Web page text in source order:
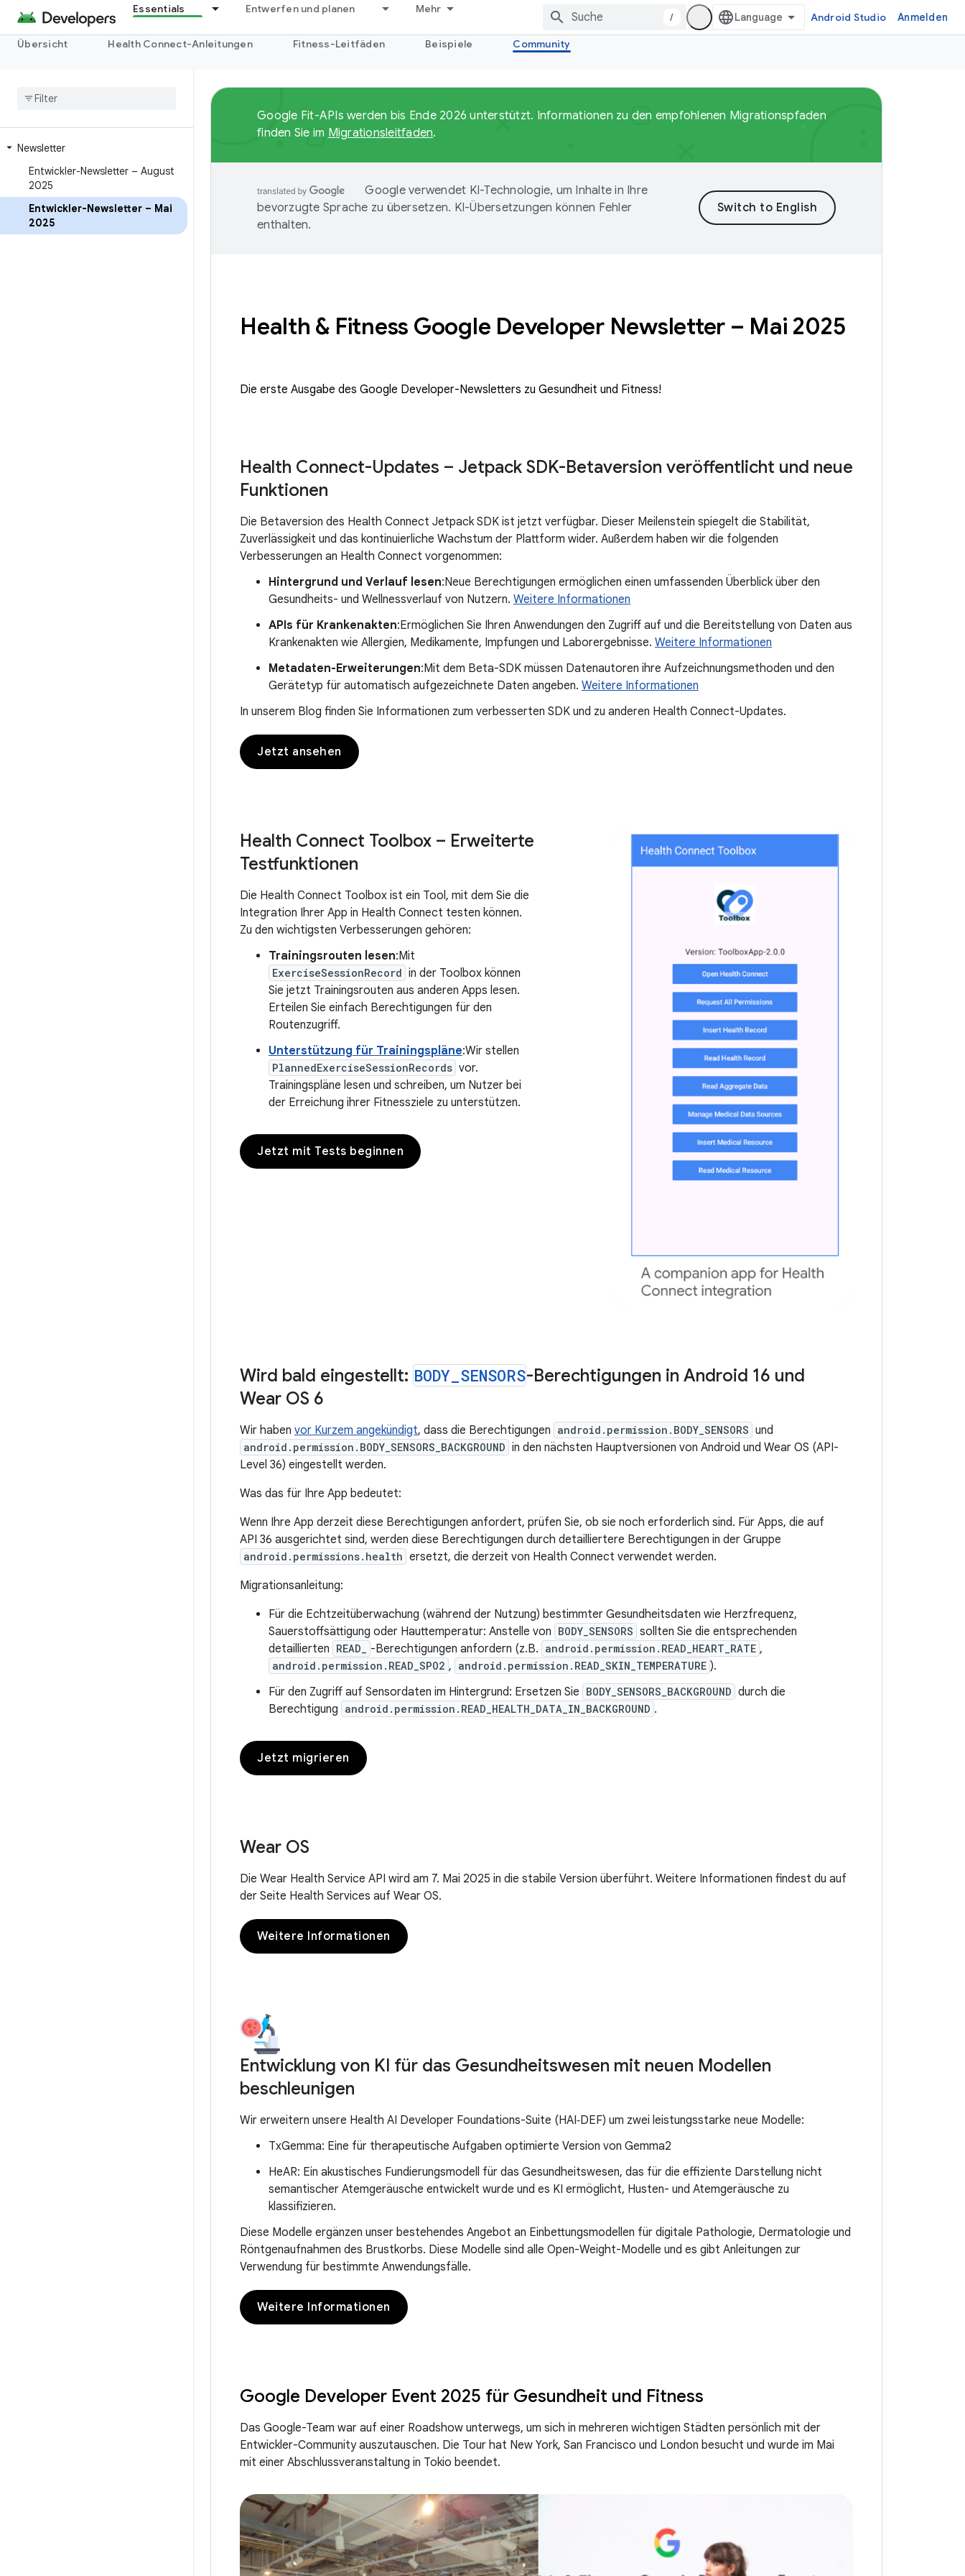
Essentials Entwerfen und planen Mehr
/ Android Studio Anmelden
Übersicht Health Connect-Anleitungen Fitness-Leitfäden Beispiele Community
Newsletter
Entwickler-Newsletter – August
2025
Entwickler-Newsletter – Mai
2025
Google Fit-APIs werden bis Ende 2026 unterstützt. Informationen zu den empfohlenen Migrationspfaden
finden Sie im Migrationsleitfaden.
Google verwendet KI-Technologie, um Inhalte in Ihre
bevorzugte Sprache zu übersetzen. KI-Übersetzungen können Fehler
enthalten.
Health & Fitness Google Developer Newsletter – Mai 2025
Die erste Ausgabe des Google Developer-Newsletters zu Gesundheit und Fitness!
Health Connect-Updates – Jetpack SDK-Betaversion veröffentlicht und neue
Funktionen
Die Betaversion des Health Connect Jetpack SDK ist jetzt verfügbar. Dieser Meilenstein spiegelt die Stabilität,
Zuverlässigkeit und das kontinuierliche Wachstum der Plattform wider. Außerdem haben wir die folgenden
Verbesserungen an Health Connect vorgenommen:
Hintergrund und Verlauf lesen:Neue Berechtigungen ermöglichen einen umfassenden Überblick über den
Gesundheits- und Wellnessverlauf von Nutzern. Weitere Informationen
APIs für Krankenakten:Ermöglichen Sie Ihren Anwendungen den Zugriff auf und die Bereitstellung von Daten aus
Krankenakten wie Allergien, Medikamente, Impfungen und Laborergebnisse. Weitere Informationen
Metadaten-Erweiterungen:Mit dem Beta-SDK müssen Datenautoren ihre Aufzeichnungsmethoden und den
Gerätetyp für automatisch aufgezeichnete Daten angeben. Weitere Informationen
In unserem Blog finden Sie Informationen zum verbesserten SDK und zu anderen Health Connect-Updates.
Jetzt ansehen
Health Connect Toolbox – Erweiterte
Testfunktionen
Die Health Connect Toolbox ist ein Tool, mit dem Sie die
Integration Ihrer App in Health Connect testen können.
Zu den wichtigsten Verbesserungen gehören:
Trainingsrouten lesen:Mit
ExerciseSessionRecord in der Toolbox können
Sie jetzt Trainingsrouten aus anderen Apps lesen.
Erteilen Sie einfach Berechtigungen für den
Routenzugriff.
Unterstützung für Trainingspläne:Wir stellen
PlannedExerciseSessionRecords vor.
Trainingspläne lesen und schreiben, um Nutzer bei
der Erreichung ihrer Fitnessziele zu unterstützen.
Jetzt mit Tests beginnen
Wird bald eingestellt: BODY SENSORS-Berechtigungen in Android 16 und
Wear OS 6
Wir haben vor Kurzem angekündigt, dass die Berechtigungen android.permission.BODY_SENSORS und
android.permission.BODY_SENSORS_BACKGROUND in den nächsten Hauptversionen von Android und Wear OS (API-
Level 36) eingestellt werden.
Was das für Ihre App bedeutet:
Wenn Ihre App derzeit diese Berechtigungen anfordert, prüfen Sie, ob sie noch erforderlich sind. Für Apps, die auf
API 36 ausgerichtet sind, werden diese Berechtigungen durch detailliertere Berechtigungen in der Gruppe
android.permissions.health ersetzt, die derzeit von Health Connect verwendet werden.
Migrationsanleitung:
Für die Echtzeitüberwachung (während der Nutzung) bestimmter Gesundheitsdaten wie Herzfrequenz,
Sauerstoffsättigung oder Hauttemperatur: Anstelle von BODY_SENSORS sollten Sie die entsprechenden
detaillierten READ_ -Berechtigungen anfordern (z.B. android.permission.READ_HEART_RATE ,
android.permission.READ_SPO2 , android.permission.READ_SKIN_TEMPERATURE ).
Für den Zugriff auf Sensordaten im Hintergrund: Ersetzen Sie BODY_SENSORS_BACKGROUND durch die
Berechtigung android.permission.READ_HEALTH_DATA_IN_BACKGROUND .
Jetzt migrieren
Wear OS
Die Wear Health Service API wird am 7. Mai 2025 in die stabile Version überführt. Weitere Informationen findest du auf
der Seite Health Services auf Wear OS.
Weitere Informationen
Entwicklung von KI für das Gesundheitswesen mit neuen Modellen
beschleunigen
Wir erweitern unsere Health AI Developer Foundations-Suite (HAI‑DEF) um zwei leistungsstarke neue Modelle:
TxGemma: Eine für therapeutische Aufgaben optimierte Version von Gemma2
HeAR: Ein akustisches Fundierungsmodell für das Gesundheitswesen, das für die effiziente Darstellung nicht
semantischer Atemgeräusche entwickelt wurde und es KI ermöglicht, Husten- und Atemgeräusche zu
klassifizieren.
Diese Modelle ergänzen unser bestehendes Angebot an Einbettungsmodellen für digitale Pathologie, Dermatologie und
Röntgenaufnahmen des Brustkorbs. Diese Modelle sind alle Open-Weight-Modelle und es gibt Anleitungen zur
Verwendung für bestimmte Anwendungsfälle.
Weitere Informationen
Google Developer Event 2025 für Gesundheit und Fitness
Das Google-Team war auf einer Roadshow unterwegs, um sich in mehreren wichtigen Städten persönlich mit der
Entwickler-Community auszutauschen. Die Tour hat New York, San Francisco und London besucht und wurde im Mai
mit einer Abschlussveranstaltung in Tokio beendet.